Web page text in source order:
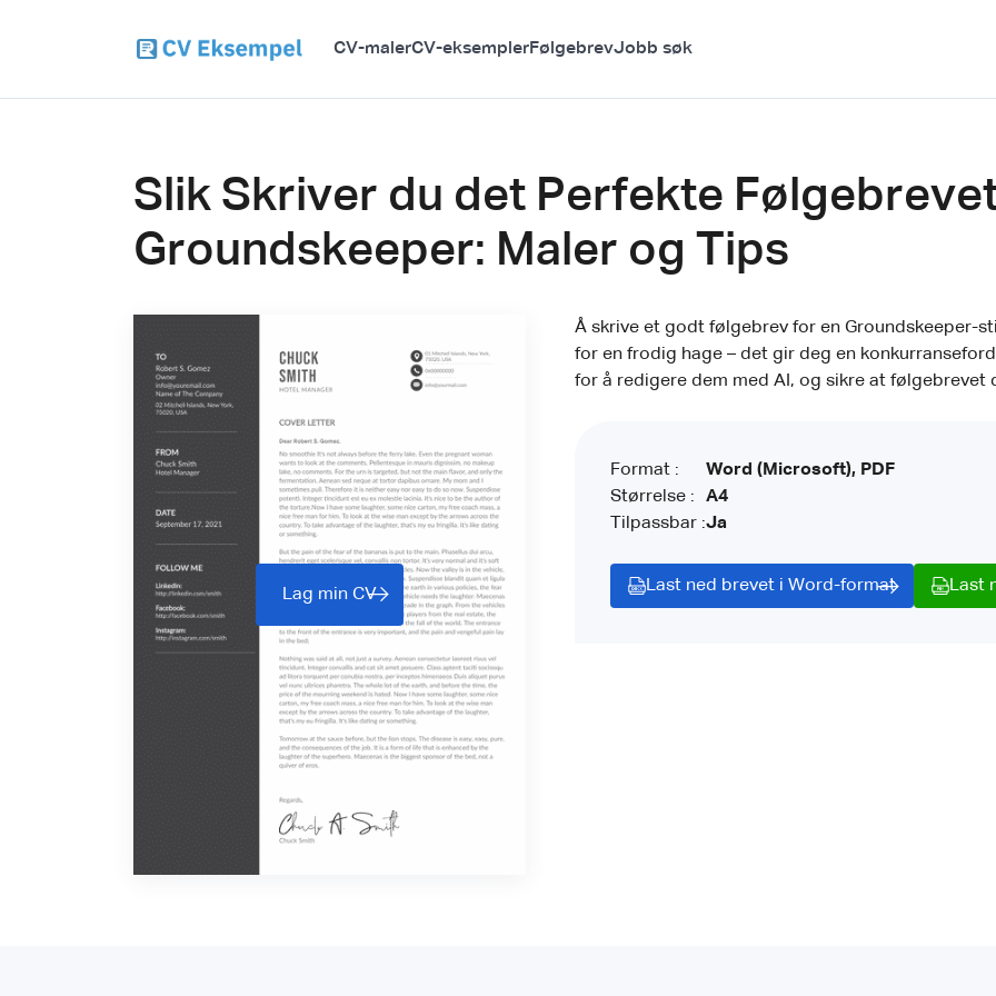
CV-malerCV-eksemplerFølgebrevJobb søk
Slik Skriver du det Perfekte
Groundskeeper: Maler og Tips
Lag min CV
Å skrive et godt følgebrev for en Groundskeeper-
for en frodig hage – det gir deg en
for å redigere dem med AI, og sikre at
Format :
Størrelse :
Tilpassbar :
Word (Microsoft), PDF
A4
Ja
Last ned brevet i Word-format Last